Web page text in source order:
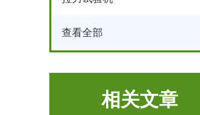
查看全部
相关文章